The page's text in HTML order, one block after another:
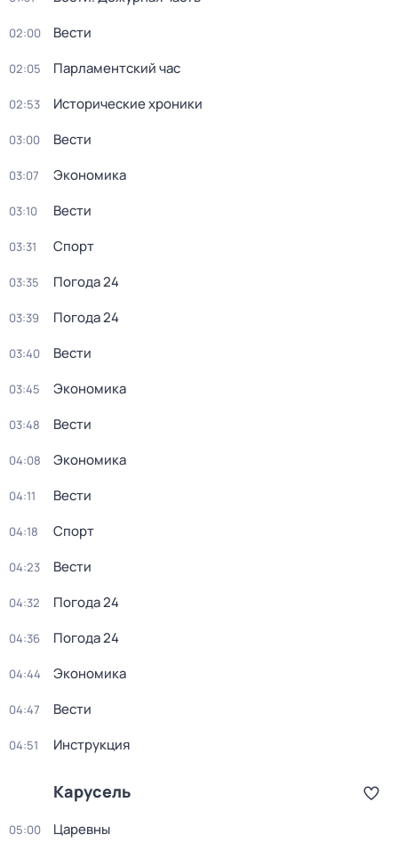
02:00 Вести
02:05 Парламентский час
02:53 Исторические хроники
03:00 Вести
03:07 Экономика
03:10 Вести
03:31 Спорт
03:35 Погода 24
03:39 Погода 24
03:40 Вести
03:45 Экономика
03:48 Вести
04:08 Экономика
04:11 Вести
04:18 Спорт
04:23 Вести
04:32 Погода 24
04:36 Погода 24
04:44 Экономика
04:47 Вести
04:51 Инструкция
Карусель
05:00 Царевны